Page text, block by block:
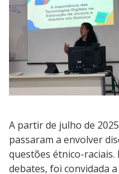
A partir de julho de
passaram a envolver
questões étnico-raciais.
debates, foi convidada